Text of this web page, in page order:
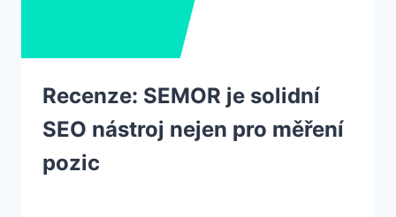
Recenze: SEMOR je solidní
SEO nástroj nejen pro měření
pozic